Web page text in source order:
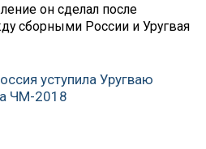
он сделал после
сборными России и Уругвая
уступила Уругваю
ЧМ-2018